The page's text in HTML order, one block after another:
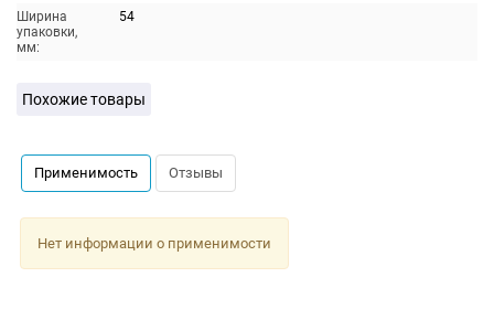
Ширина
упаковки,
мм:
54
Похожие товары
Применимость Отзывы
Нет информации о применимости